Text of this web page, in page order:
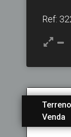
Ref:
Terreno
Venda